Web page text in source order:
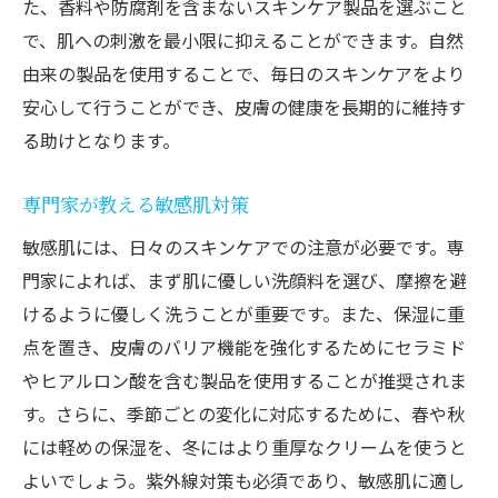
た、香料や防腐剤を含まないスキンケア製品を選ぶこと
で、肌への刺激を最小限に抑えることができます。自然
由来の製品を使用することで、毎日のスキンケアをより
安心して行うことができ、皮膚の健康を長期的に維持す
る助けとなります。
専門家が教える敏感肌対策
敏感肌には、日々のスキンケアでの注意が必要です。専
門家によれば、まず肌に優しい洗顔料を選び、摩擦を避
けるように優しく洗うことが重要です。また、保湿に重
点を置き、皮膚のバリア機能を強化するためにセラミド
やヒアルロン酸を含む製品を使用することが推奨されま
す。さらに、季節ごとの変化に対応するために、春や秋
には軽めの保湿を、冬にはより重厚なクリームを使うと
よいでしょう。紫外線対策も必須であり、敏感肌に適し